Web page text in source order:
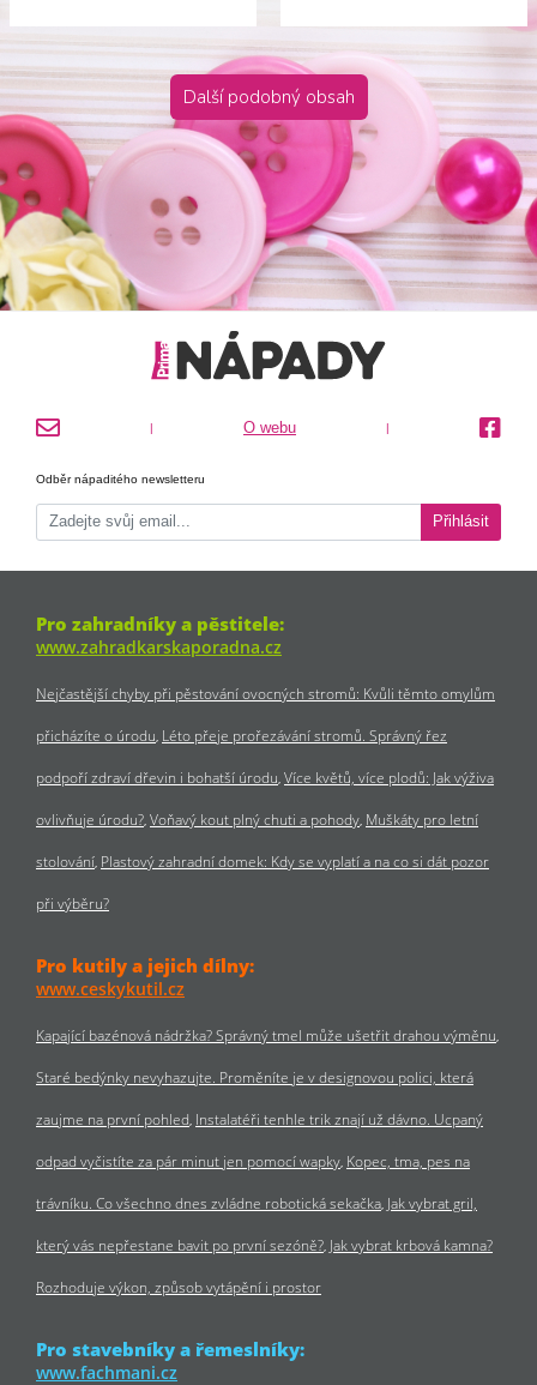
Další podobný obsah
| O webu |
Odběr nápaditého newsletteru
Přihlásit
Pro zahradníky a pěstitele:
www.zahradkarskaporadna.cz
Nejčastější chyby při pěstování ovocných stromů: Kvůli těmto omylům
přicházíte o úrodu Léto přeje prořezávání stromů. Správný řez
podpoří zdraví dřevin i bohatší úrodu Více květů, více plodů: Jak výživa
ovlivňuje úrodu? Voňavý kout plný chuti a pohody Muškáty pro letní
stolování Plastový zahradní domek: Kdy se vyplatí a na co si dát pozor
při výběru?
Pro kutily a jejich dílny:
www.ceskykutil.cz
Kapající bazénová nádržka? Správný tmel může ušetřit drahou výměnu
Staré bedýnky nevyhazujte. Proměníte je v designovou polici, která
zaujme na první pohled Instalatéři tenhle trik znají už dávno. Ucpaný
odpad vyčistíte za pár minut jen pomocí wapky Kopec, tma, pes na
trávníku. Co všechno dnes zvládne robotická sekačka Jak vybrat gril,
který vás nepřestane bavit po první sezóně? Jak vybrat krbová kamna?
Rozhoduje výkon, způsob vytápění i prostor
Pro stavebníky a řemeslníky:
www.fachmani.cz